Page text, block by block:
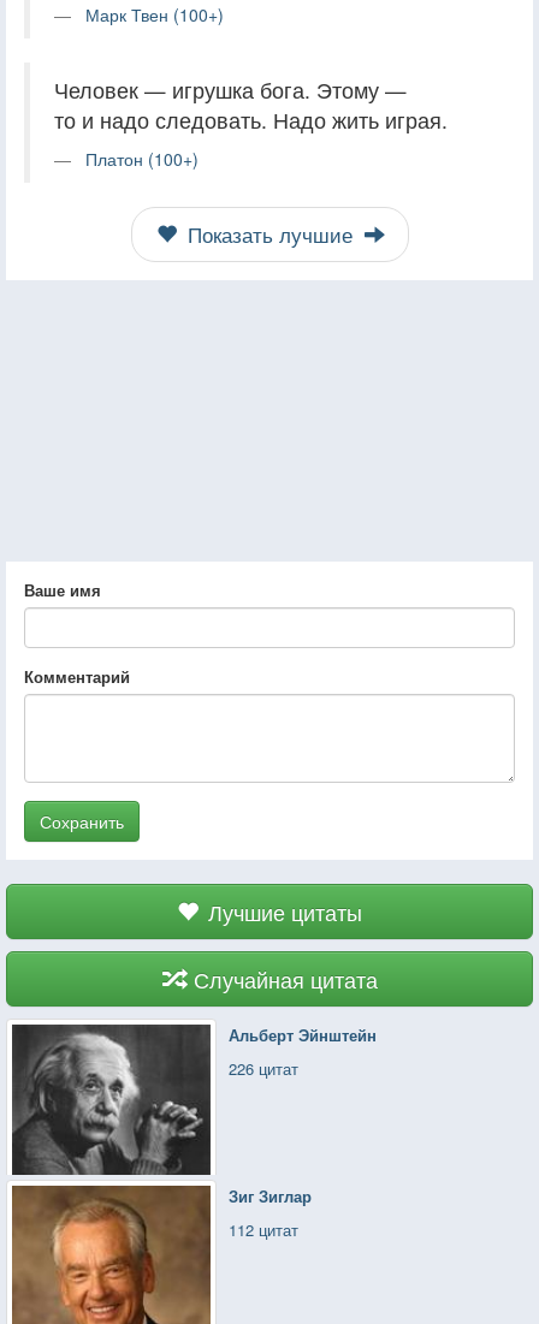
Марк Твен (100+)
Человек — игрушка бога. Этому —
то и надо следовать. Надо жить играя.
Платон (100+)
Показать лучшие
Ваше имя
Комментарий
Сохранить
Лучшие цитаты
Случайная цитата
Альберт Эйнштейн
226 цитат
Зиг Зиглар
112 цитат